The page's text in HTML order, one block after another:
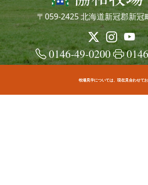
〒059-2425 北海道新冠郡新冠
0146-49-0200
牧場見学については、現在見合わせてお